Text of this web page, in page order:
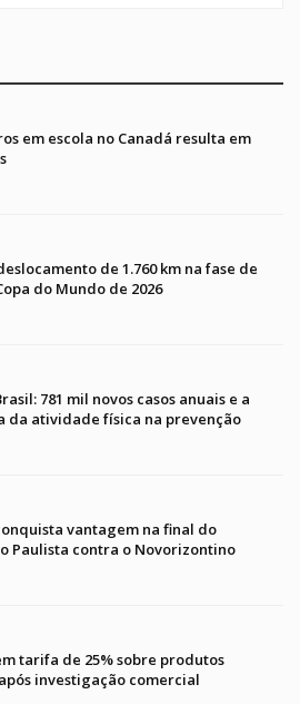
em escola no Canadá resulta em
de 1.760 km na fase de
do Mundo de 2026
781 mil novos casos anuais e a
da atividade física na prevenção
vantagem na final do
Paulista contra o Novorizontino
tarifa de 25% sobre produtos
investigação comercial